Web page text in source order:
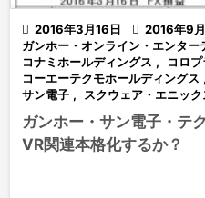
 2016年3月16日  2016年9
ガンホー・オンライン・エンター
コナミホールディングス , コロプ
コーエーテクモホールディングス ,
サン電子 , スクウェア・エニッ
ガンホー・サン電子・テ
VR関連本格化するか？